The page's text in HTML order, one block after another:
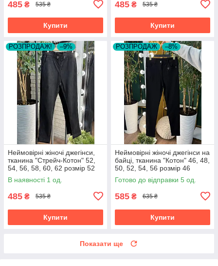
485 ₴ 535 ₴
Купити
485 ₴ 535 ₴
Купити
РОЗПРОДАЖ! –9%
Неймовірні жіночі джегінси,
тканина "Стрейч-Котон" 52,
54, 56, 58, 60, 62 розмір 52
В наявності 1 од.
485 ₴ 535 ₴
Купити
РОЗПРОДАЖ –8%
Неймовірні жіночі джегінси на
байці, тканина "Котон" 46, 48,
50, 52, 54, 56 розмір 46
Готово до відправки 5 од.
585 ₴ 635 ₴
Купити
Показати ще